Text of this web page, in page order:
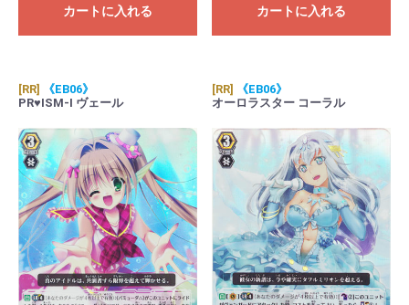
カートに入れる カートに入れる
[RR]
《EB06》
PR♥ISM-I ヴェール
[RR]
《EB06》
オーロラスター コーラル